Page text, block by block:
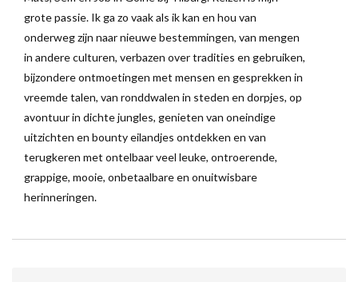
grote passie. Ik ga zo vaak als ik kan en hou van
onderweg zijn naar nieuwe bestemmingen, van mengen
in andere culturen, verbazen over tradities en gebruiken,
bijzondere ontmoetingen met mensen en gesprekken in
vreemde talen, van ronddwalen in steden en dorpjes, op
avontuur in dichte jungles, genieten van oneindige
uitzichten en bounty eilandjes ontdekken en van
terugkeren met ontelbaar veel leuke, ontroerende,
grappige, mooie, onbetaalbare en onuitwisbare
herinneringen.